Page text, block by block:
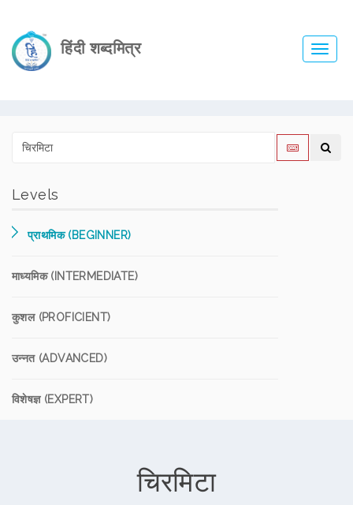
हिंदी शब्दमित्र
Levels
प्राथमिक (BEGINNER)
माध्यमिक (INTERMEDIATE)
कुशल (PROFICIENT)
उन्नत (ADVANCED)
विशेषज्ञ (EXPERT)
चिरमिटा